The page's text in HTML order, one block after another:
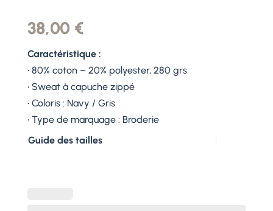
38,00 €
Caractéristique :
• 80% coton – 20% polyester, 280 grs
• Sweat à capuche zippé
• Coloris : Navy / Gris
• Type de marquage : Broderie